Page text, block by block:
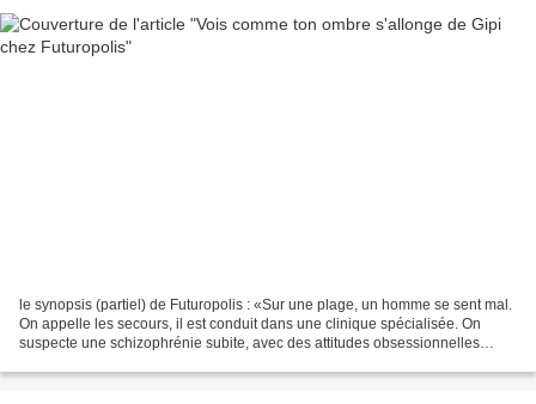
le synopsis (partiel) de Futuropolis : «Sur une plage, un homme se sent mal.
On appelle les secours, il est conduit dans une clinique spécialisée. On
suspecte une schizophrénie subite, avec des attitudes obsessionnelles